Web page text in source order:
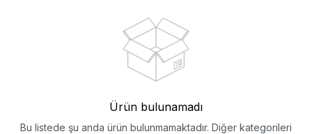
Ürün bulunamadı
Bu listede şu anda ürün bulunmamaktadır. Diğer kategorileri